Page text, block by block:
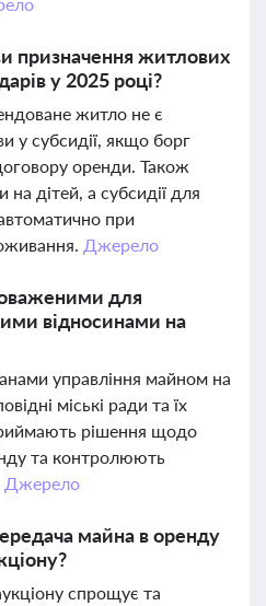
призначення житлових
у 2025 році?
житло не є
у субсидії, якщо борг
оренди. Також
дітей, а субсидії для
при
Джерело
для
відносинами на
управління майном на
міські ради та їх
приймають рішення щодо
та контролюють
Джерело
майна в оренду
спрощує та